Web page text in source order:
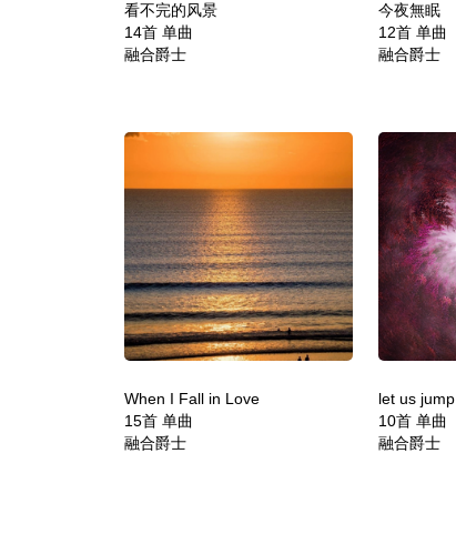
看不完的风景
14首 单曲
融合爵士
今夜無眠
12首 单曲
融合爵士
When I Fall in Love
15首 单曲
融合爵士
let us jump
10首 单曲
融合爵士